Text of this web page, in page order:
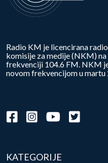
Radio KM je licencirana
komisije za medije (NKM)
frekvenciji 104.6 FM. NKM
novom frekvencijom u martu
KATEGORIJE